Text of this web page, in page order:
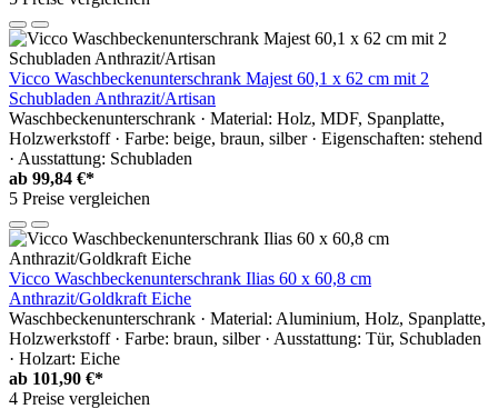
Vicco Waschbeckenunterschrank Majest 60,1 x 62 cm mit 2
Schubladen Anthrazit/Artisan
Waschbeckenunterschrank · Material: Holz, MDF, Spanplatte,
Holzwerkstoff · Farbe: beige, braun, silber · Eigenschaften: stehend
· Ausstattung: Schubladen
ab 99,84 €*
5 Preise vergleichen
Vicco Waschbeckenunterschrank Ilias 60 x 60,8 cm
Anthrazit/Goldkraft Eiche
Waschbeckenunterschrank · Material: Aluminium, Holz, Spanplatte,
Holzwerkstoff · Farbe: braun, silber · Ausstattung: Tür, Schubladen
· Holzart: Eiche
ab 101,90 €*
4 Preise vergleichen